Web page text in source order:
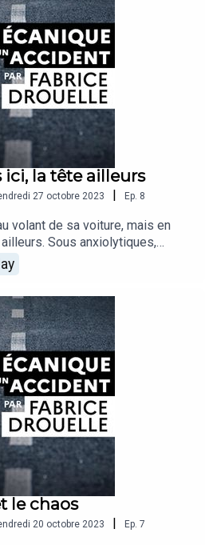
DrouelleInvité : Emmanuel
directeur de recherche
ici, la tête ailleurs
27 octobre 2023 | Ep. 8
volant de sa voiture, mais en
Sous anxiolytiques,
soucis, son attention est
réflexes amoindris. Son histoire
à Fabrice Drouelle et son
l’impact des médicaments sur
: Fabrice DrouelleInvité : Anne-
conseillère santé auprès
à la Sécurité
le chaos
20 octobre 2023 Ep. 7